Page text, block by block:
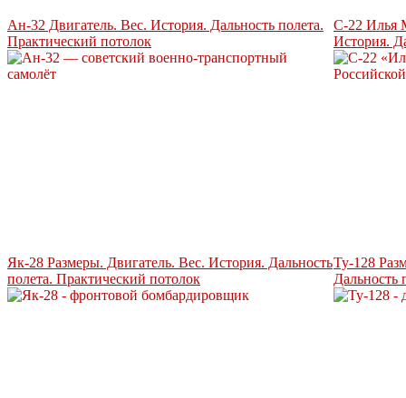
Ан-32 Двигатель. Вес. История. Дальность полета.
Практический потолок
С-22 Илья
История.
Як-28 Размеры. Двигатель. Вес. История. Дальность
полета. Практический потолок
Ту-128
Дальность